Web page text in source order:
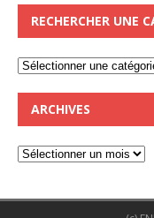
RECHERCHER UNE
ARCHIVES